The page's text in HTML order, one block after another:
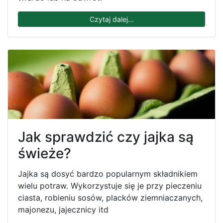
Czytaj dalej...
Jak sprawdzić czy jajka są
świeże?
Jajka są dosyć bardzo popularnym składnikiem
wielu potraw. Wykorzystuje się je przy pieczeniu
ciasta, robieniu sosów, placków ziemniaczanych,
majonezu, jajecznicy itd